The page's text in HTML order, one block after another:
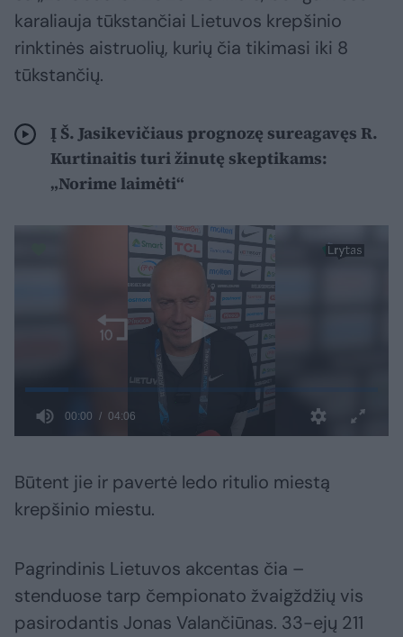
karaliauja tūkstančiai Lietuvos krepšinio
rinktinės aistruolių, kurių čia tikimasi iki 8
tūkstančių.
Į Š. Jasikevičiaus prognozę sureagavęs R.
Kurtinaitis turi žinutę skeptikams:
„Norime laimėti“
Būtent jie ir pavertė ledo ritulio miestą
krepšinio miestu.
Pagrindinis Lietuvos akcentas čia –
stenduose tarp čempionato žvaigždžių vis
pasirodantis Jonas Valančiūnas. 33-ejų 211